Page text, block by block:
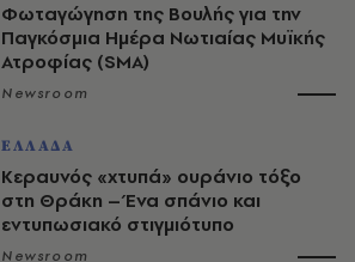
Φωταγώγηση της Βουλής για την
Παγκόσμια Ημέρα Νωτιαίας Μυϊκής
Ατροφίας (SMA)
Newsroom
ΕΛΛΑΔΑ
Κεραυνός «χτυπά» ουράνιο τόξο
στη Θράκη – Ένα σπάνιο και
εντυπωσιακό στιγμιότυπο
Newsroom